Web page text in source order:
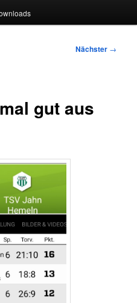
Nächster →
gut aus